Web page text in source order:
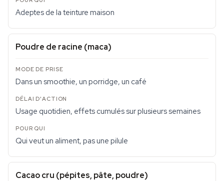
Adeptes de la teinture maison
Poudre de racine (maca)
Dans un smoothie, un porridge, un café
Usage quotidien, effets cumulés sur plusieurs semaines
Qui veut un aliment, pas une pilule
Cacao cru (pépites, pâte, poudre)